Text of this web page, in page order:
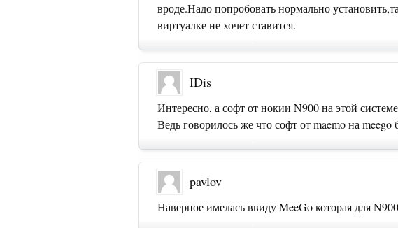
вроде.Надо попробовать нормально
виртуалке не хочет ставится.
IDis
Интересно, а софт от нокии N900 на этой
Ведь говорилось же что софт от maemo на meego
pavlov
Наверное имелась ввиду MeeGo которая для